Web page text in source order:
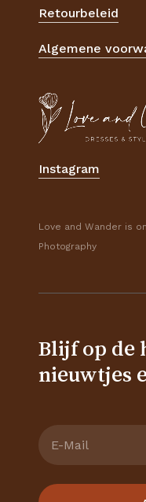
Retourbeleid
Algemene
Instagram
Love and Wander is
Photography
Blijf op de
nieuwtjes